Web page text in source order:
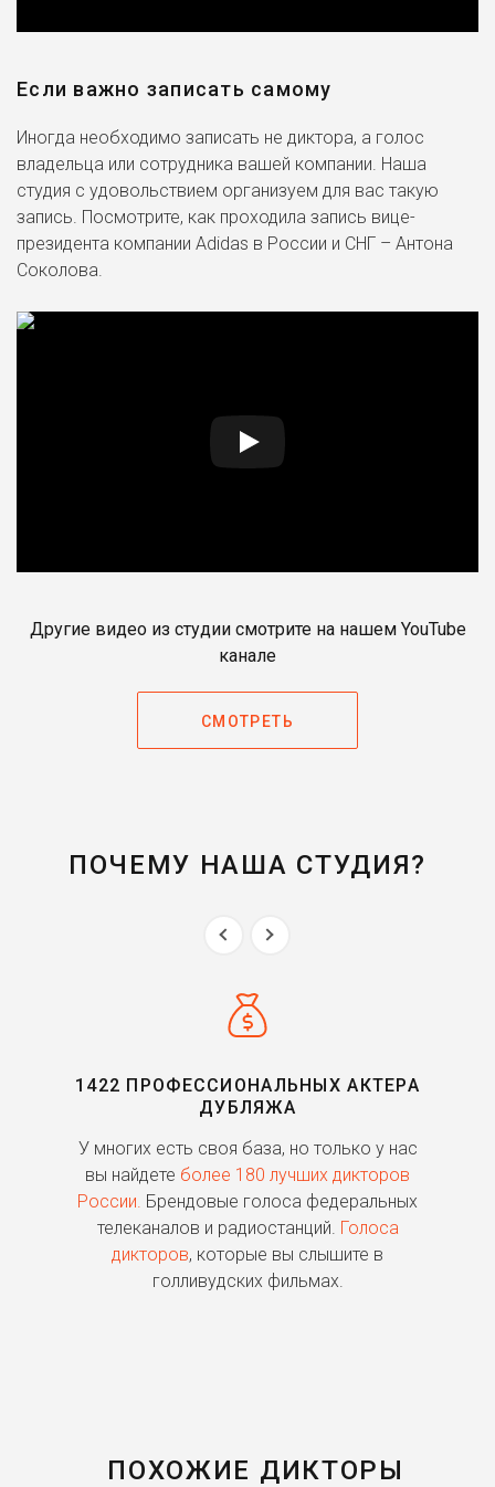
Если важно записать самому
Иногда необходимо записать не диктора, а голос
владельца или сотрудника вашей компании. Наша
студия с удовольствием организуем для вас такую
запись. Посмотрите, как проходила запись вице-
президента компании Adidas в России и СНГ – Антона
Соколова.
Другие видео из студии смотрите на нашем YouTube
канале
СМОТРЕТЬ
ПОЧЕМУ НАША СТУДИЯ?
1422 ПРОФЕССИОНАЛЬНЫХ АКТЕРА
ДУБЛЯЖА
У многих есть своя база, но только у нас
вы найдете более 180 лучших дикторов
России. Брендовые голоса федеральных
телеканалов и радиостанций. Голоса
дикторов, которые вы слышите в
голливудских фильмах.
ПОХОЖИЕ ДИКТОРЫ